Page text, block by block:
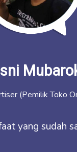
(Pemilik Toko
yang sudah